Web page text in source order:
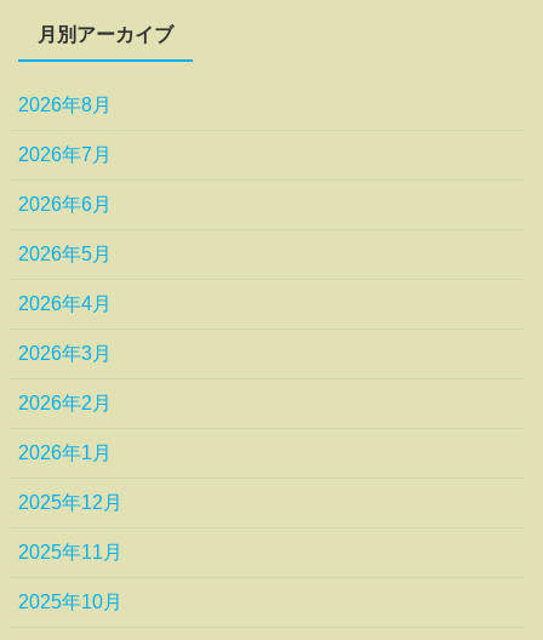
月別アーカイブ
2026年8月
2026年7月
2026年6月
2026年5月
2026年4月
2026年3月
2026年2月
2026年1月
2025年12月
2025年11月
2025年10月